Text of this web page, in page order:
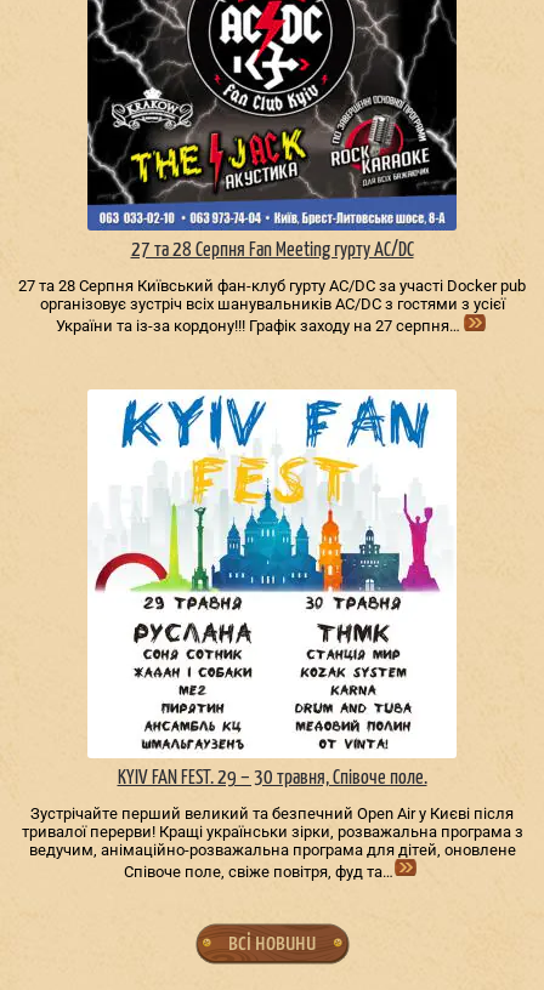
27 та 28 Серпня Fan Meeting гурту AC/DС
27 та 28 Серпня Київський фан-клуб гурту AC/DС за участі Docker pub
організовує зустріч всіх шанувальників AC/DС з гостями з усієї
України та із-за кордону!!! Графік заходу на 27 серпня…
KYIV FAN FEST. 29 – 30 травня, Співоче поле.
Зустрічайте перший великий та безпечний Open Air у Києві після
тривалої перерви! Кращі українськи зірки, розважальна програма з
ведучим, анімаційно-розважальна програма для дітей, оновлене
Співоче поле, свіже повітря, фуд та…
всі новини